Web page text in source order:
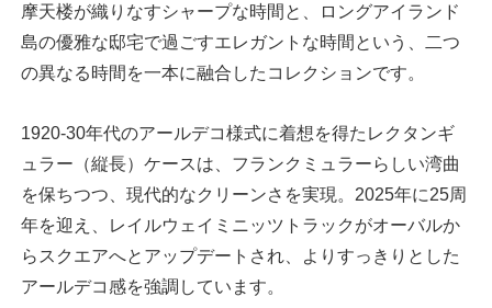
摩天楼が織りなすシャープな時間と、ロングアイランド
島の優雅な邸宅で過ごすエレガントな時間という、二つ
の異なる時間を一本に融合したコレクションです。
1920-30年代のアールデコ様式に着想を得たレクタンギ
ュラー（縦長）ケースは、フランクミュラーらしい湾曲
を保ちつつ、現代的なクリーンさを実現。2025年に25周
年を迎え、レイルウェイミニッツトラックがオーバルか
らスクエアへとアップデートされ、よりすっきりとした
アールデコ感を強調しています。